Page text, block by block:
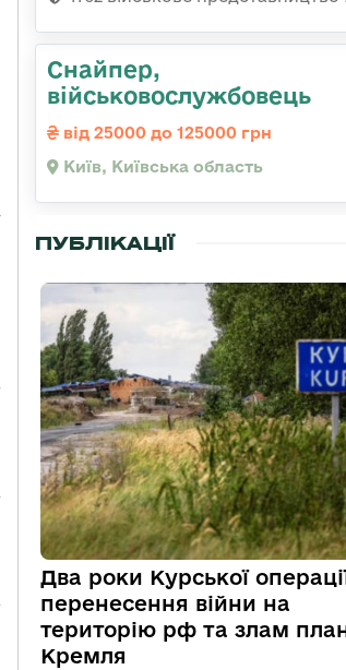
Снайпер,
військовослужбовець
від 25000 до 125000 грн
Київ, Київська область
ПУБЛІКАЦІЇ
Два роки Курської
перенесення війни на
територію рф та злам
Кремля